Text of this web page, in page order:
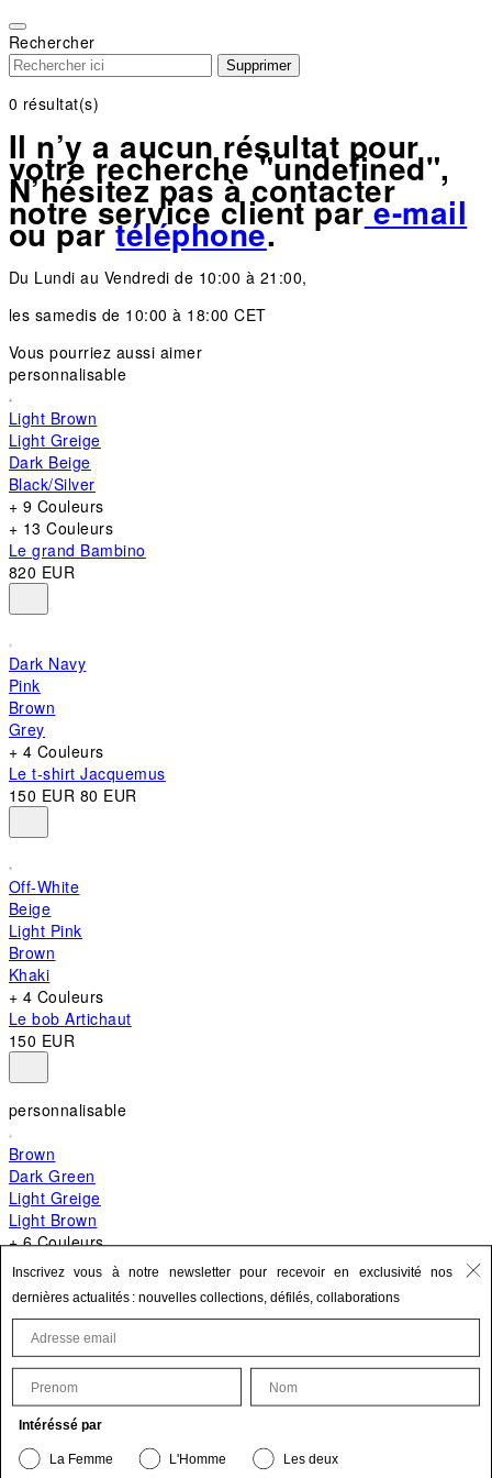
note:
This
website
includes
accessibility
system.
Rechercher
Supprimer
0 résultat(s)
Il n’y a aucun résultat pour
votre recherche "undefined",
N’hésitez pas à contacter
notre service client pare-mail
ou partéléphone.
Du Lundi au Vendredi de 10:00 à 21:00,
les samedis de 10:00 à 18:00 CET
Vous pourriez aussi aimer
personnalisable
Light Brown
Light Greige
Dark Beige
Black/Silver
+ 9 Couleurs
+ 13 Couleurs
Le grand Bambino
820 EUR
Dark Navy
Pink
Brown
Grey
+ 4 Couleurs
Le t-shirt Jacquemus
150 EUR 80 EUR
Off-White
Beige
Light Pink
Brown
Khaki
+ 4 Couleurs
Le bob Artichaut
150 EUR
personnalisable
Brown
Dark Green
Light Greige
Light Brown
+ 6 Couleurs
+ 10 Couleurs
620 EUR
Mettre à jour vos informations personnelles
Le produit est bien ajouté à vos favoris.
Inscrivez vous à notre newsletter pour recevoir en exclusivité nos
dernières actualités : nouvelles collections, défilés, collaborations
First Name Last Name
Intéréssé par
La Femme L'Homme Les deux